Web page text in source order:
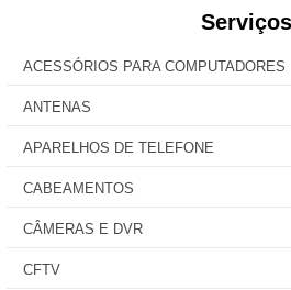
Serviços
ACESSÓRIOS PARA COMPUTADORES
ANTENAS
APARELHOS DE TELEFONE
CABEAMENTOS
CÂMERAS E DVR
CFTV